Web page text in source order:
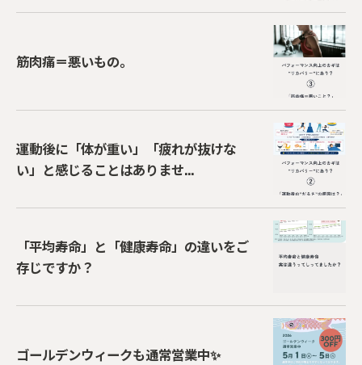
筋肉痛＝悪いもの。
運動後に「体が重い」「疲れが抜けな
い」と感じることはありませ...
「平均寿命」と「健康寿命」の違いをご
存じですか？
ゴールデンウィークも通常営業中✨